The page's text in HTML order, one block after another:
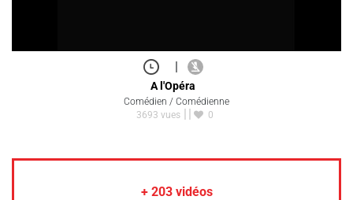
|
A l'Opéra
Comédien / Comédienne
3693 vues
0
+ 203vidéos